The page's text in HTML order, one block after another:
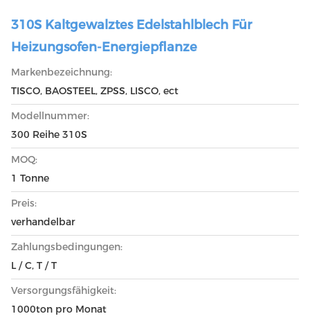
310S Kaltgewalztes Edelstahlblech Für
Heizungsofen-Energiepflanze
Markenbezeichnung:
TISCO, BAOSTEEL, ZPSS, LISCO, ect
Modellnummer:
300 Reihe 310S
MOQ:
1 Tonne
Preis:
verhandelbar
Zahlungsbedingungen:
L / C, T / T
Versorgungsfähigkeit:
1000ton pro Monat